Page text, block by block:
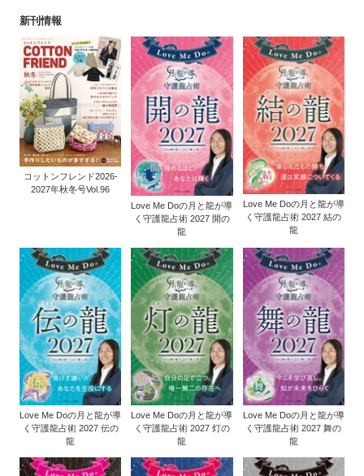
新刊情報
コットンフレンド2026-
2027年秋冬号Vol.96
Love Me Doの月と龍が導
く守護龍占術 2027 開の
龍
Love Me Doの月と龍が導
く守護龍占術 2027 結の
龍
Love Me Doの月と龍が導
く守護龍占術 2027 伝の
龍
Love Me Doの月と龍が導
く守護龍占術 2027 灯の
龍
Love Me Doの月と龍が導
く守護龍占術 2027 舞の
龍